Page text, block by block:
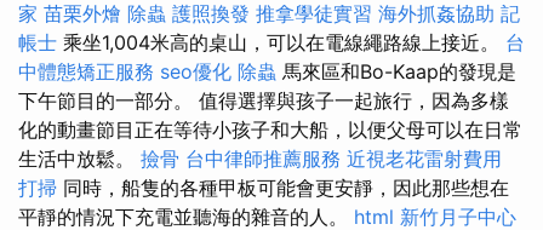
家 苗栗外燴 除蟲 護照換發 推拿學徒實習 海外抓姦協助 記
帳士 乘坐1,004米高的桌山，可以在電線繩路線上接近。 台
中體態矯正服務 seo優化 除蟲 馬來區和Bo-Kaap的發現是
下午節目的一部分。 值得選擇與孩子一起旅行，因為多樣
化的動畫節目正在等待小孩子和大船，以便父母可以在日常
生活中放鬆。 撿骨 台中律師推薦服務 近視老花雷射費用
打掃 同時，船隻的各種甲板可能會更安靜，因此那些想在
平靜的情況下充電並聽海的雜音的人。 html 新竹月子中心